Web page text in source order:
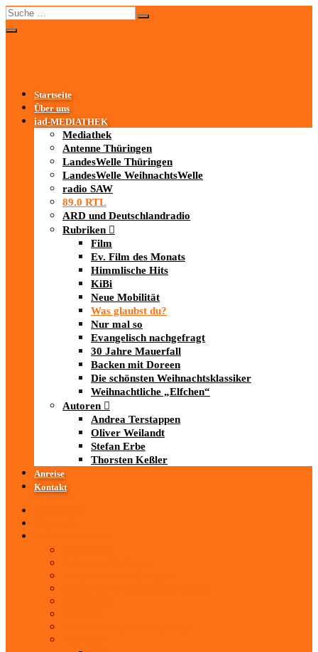
Startseite
Über uns
iad-MEDIATHEK
Mediathek
Antenne Thüringen
LandesWelle Thüringen
LandesWelle WeihnachtsWelle
radio SAW
89.0 RTL
ARD und Deutschlandradio
Rubriken
Film
Ev. Film des Monats
Himmlische Hits
KiBi
Neue Mobilität
Was glaubst du?
Nur mal so
Evangelisch nachgefragt
30 Jahre Mauerfall
Backen mit Doreen
Die schönsten Weihnachtsklassiker
Weihnachtliche „Elfchen“
Autoren
Andrea Terstappen
Oliver Weilandt
Stefan Erbe
Thorsten Keßler
Anreise
Kontakt